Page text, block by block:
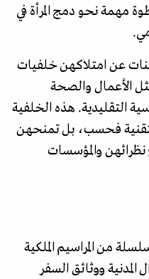
مهمة نحو دمج المرأة في
عن امتلاكهن خلفيات
الأعمال والصحة
التقليدية. هذه الخلفية
التقنية فحسب، بل تمنحهن
والمؤسسات
أدخلت سلسلة من المراسيم الملكية
ووثائق السفر